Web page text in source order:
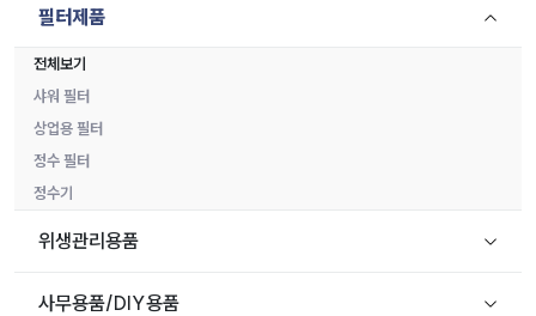
필터제품
전체보기
샤워 필터
상업용 필터
정수 필터
정수기
위생관리용품
사무용품/DIY용품